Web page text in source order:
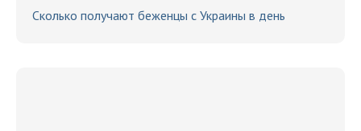
Сколько получают беженцы с Украины в день